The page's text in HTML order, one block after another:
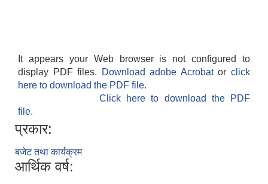
It appears your Web browser is not configured to
display PDF files.
Download adobe Acrobatorclick
here to download the PDF file.
Click here to download the PDF
file.
प्रकार:
बजेट तथा कार्यक्रम
आर्थिक वर्ष: